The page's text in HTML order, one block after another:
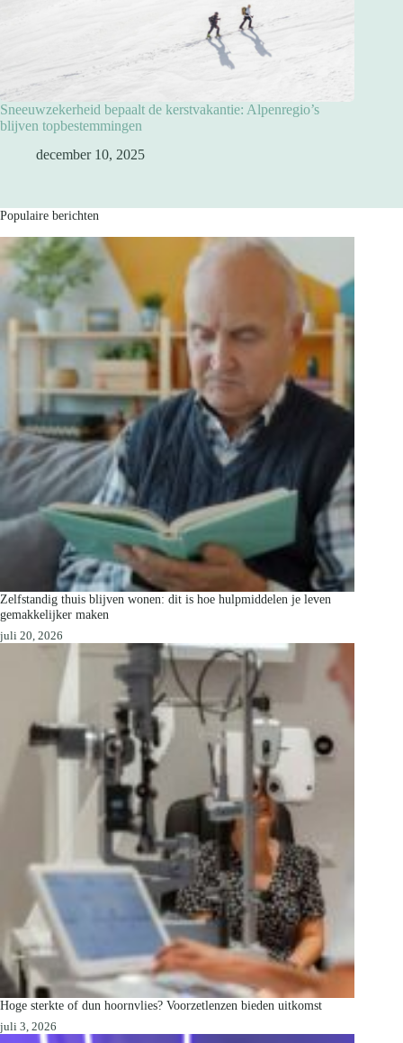
Sneeuwzekerheid bepaalt de kerstvakantie: Alpenregio’s
blijven topbestemmingen
december 10, 2025
Populaire berichten
Zelfstandig thuis blijven wonen: dit is hoe hulpmiddelen je leven
gemakkelijker maken
juli 20, 2026
Hoge sterkte of dun hoornvlies? Voorzetlenzen bieden uitkomst
juli 3, 2026